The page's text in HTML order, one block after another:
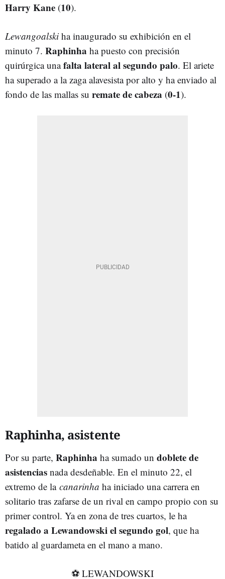
Harry Kane (10).
Lewangoalski ha inaugurado su exhibición en el
minuto 7. Raphinha ha puesto con precisión
quirúrgica unafalta lateral al segundo palo. El ariete
ha superado a la zaga alavesista por alto y ha enviado al
fondo de las mallas su remate de cabeza (0-1).
Raphinha, asistente
Por su parte, Raphinha ha sumado un doblete de
asistencias nada desdeñable. En el minuto 22, el
extremo de la canarinha ha iniciado una carrera en
solitario tras zafarse de un rival en campo propio con su
primer control. Ya en zona de tres cuartos, le ha
regalado a Lewandowski el segundo gol, que ha
batido al guardameta en el mano a mano.
⚽️ LEWANDOWSKI